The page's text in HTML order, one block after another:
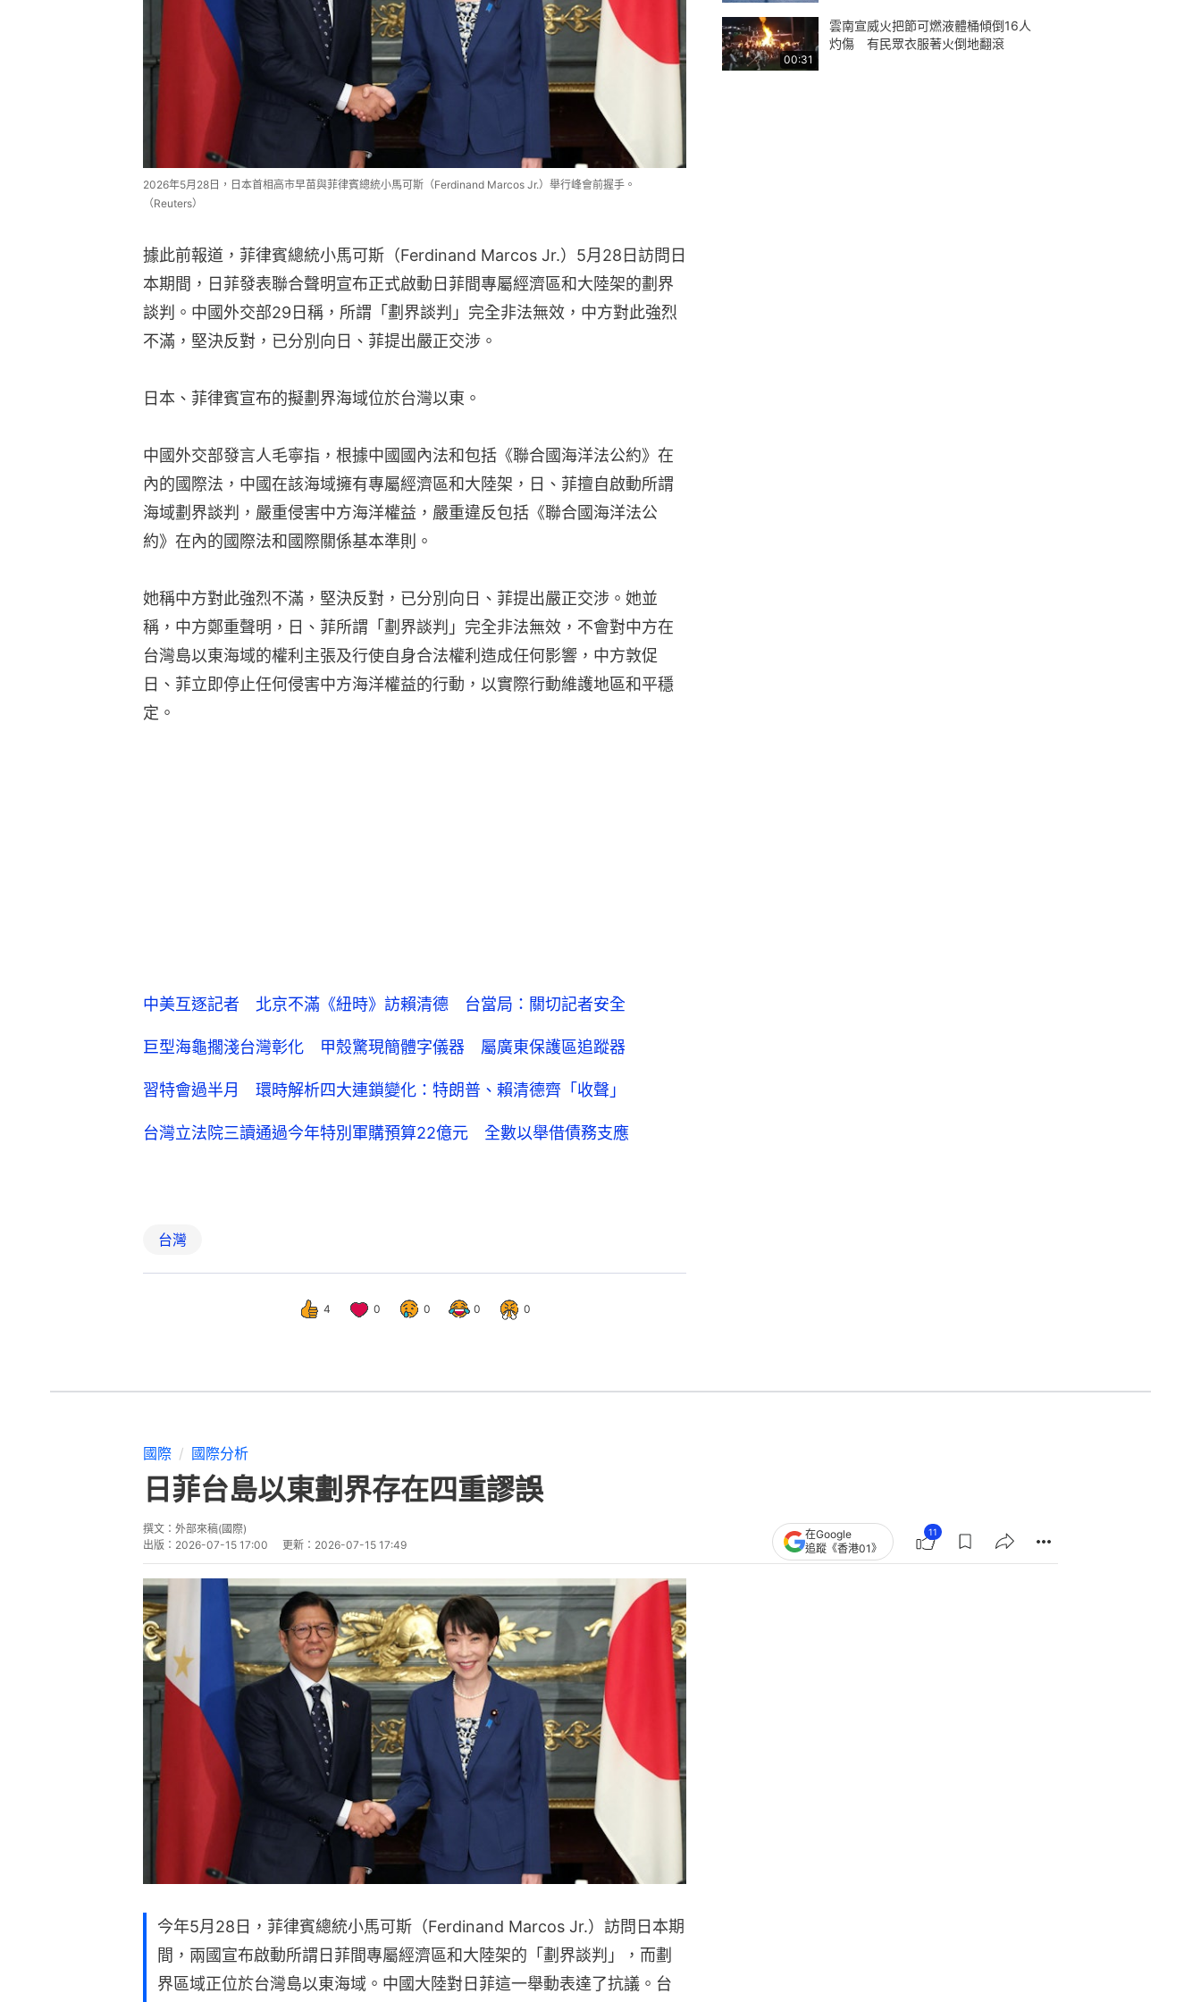
2026年5月28日，日本首相高市早苗與菲律賓總統小馬可斯（Ferdinand Marcos Jr.）舉行峰會前握手。
（Reuters）
據此前報道，菲律賓總統小馬可斯（Ferdinand Marcos Jr.）5月28日訪問日
本期間，日菲發表聯合聲明宣布正式啟動日菲間專屬經濟區和大陸架的劃界
談判。中國外交部29日稱，所謂「劃界談判」完全非法無效，中方對此強烈
不滿，堅決反對，已分別向日、菲提出嚴正交涉。
日本、菲律賓宣布的擬劃界海域位於台灣以東。
中國外交部發言人毛寧指，根據中國國內法和包括《聯合國海洋法公約》在
內的國際法，中國在該海域擁有專屬經濟區和大陸架，日、菲擅自啟動所謂
海域劃界談判，嚴重侵害中方海洋權益，嚴重違反包括《聯合國海洋法公
約》在內的國際法和國際關係基本準則。
她稱中方對此強烈不滿，堅決反對，已分別向日、菲提出嚴正交涉。她並
稱，中方鄭重聲明，日、菲所謂「劃界談判」完全非法無效，不會對中方在
台灣島以東海域的權利主張及行使自身合法權利造成任何影響，中方敦促
日、菲立即停止任何侵害中方海洋權益的行動，以實際行動維護地區和平穩
定。
中美互逐記者 北京不滿《紐時》訪賴清德 台當局：關切記者安全
巨型海龜擱淺台灣彰化 甲殼驚現簡體字儀器 屬廣東保護區追蹤器
習特會過半月 環時解析四大連鎖變化：特朗普、賴清德齊「收聲」
台灣立法院三讀通過今年特別軍購預算22億元 全數以舉借債務支應
台灣
4 0 0 0 0
00:31
雲南宣威火把節可燃液體桶傾倒16人
灼傷 有民眾衣服著火倒地翻滾
國際 國際分析
日菲台島以東劃界存在四重謬誤
撰文： 外部來稿(國際)
出版： 2026-07-15 17:00 更新： 2026-07-15 17:49
在Google
追蹤《香港01》
11
今年5月28日，菲律賓總統小馬可斯（Ferdinand Marcos Jr.）訪問日本期
間，兩國宣布啟動所謂日菲間專屬經濟區和大陸架的「劃界談判」，而劃
界區域正位於台灣島以東海域。中國大陸對日菲這一舉動表達了抗議。台